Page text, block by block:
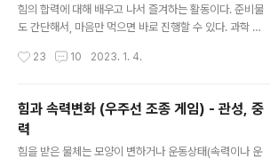
타나게 만들었다.움직이기 전까지 마찰력의 크기는 작용한
힘의 크기와 같다. 학생들은 마찰력이 커서 움직이지 않는
크면, 줄다리기 시합 하는 것처럼 마찰력 쪽으로 병이 끌려
힘의 합력에 대해 배우고 나서 즐겨하는 활동이다. 준비물
도 간단해서, 마음만 먹으면 바로 진행할 수 있다. 과학 수
동으로도 많이 활용하고 있다. 학기 말 모둠 활동으로 기록
줄에 끈 4개를 연결하면 된다. 여유가 있다면 고무줄에 끈
을 직접 연결하지 말고, 클립을 통해 연결한다. 그럼 클립이
고무줄 사이를 이동해 다니기 때문에 좀 더 협력이 필요하
23 10 2023. 1. 4.
힘과 속력변화 (우주선 조종 게임) - 관성, 중
력
힘을 받은 물체는 모양이 변하거나 운동상태(속력이나 운